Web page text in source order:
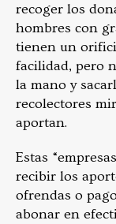
recoger los
hombres con
tienen un
facilidad, pero
la mano y
recolectores
aportan.
Estas
recibir los
ofrendas o
abonar en